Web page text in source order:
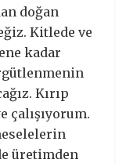
doğan
Kitlede ve
kadar
Kırıp
çalışıyorum.
üretimden